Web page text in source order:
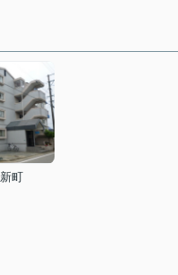
町